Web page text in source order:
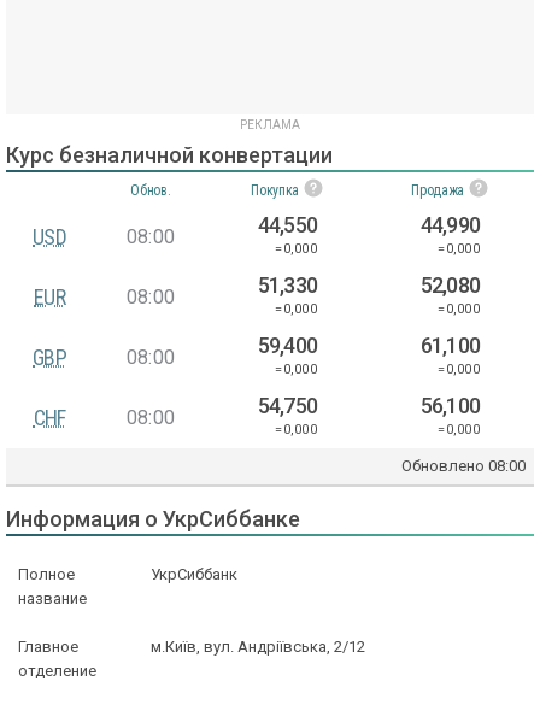
Курс безналичной конвертации
Обнов. Покупка Продажа
USD 08:00 44,550
=0,000
44,990
=0,000
EUR 08:00 51,330
=0,000
52,080
=0,000
GBP 08:00 59,400
=0,000
61,100
=0,000
CHF 08:00 54,750
=0,000
56,100
=0,000
Обновлено 08:00
Информация о УкрСиббанке
Полное
название
УкрСиббанк
Главное
отделение
м.Київ, вул. Андріївська, 2/12